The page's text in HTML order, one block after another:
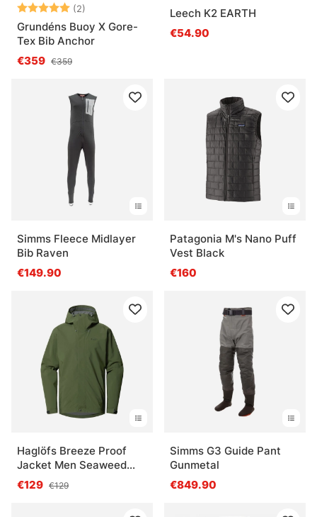
Note: (2)
Grundéns Buoy X Gore-
Tex Bib Anchor
€359 €359
Leech K2 EARTH
€54.90
Simms Fleece Midlayer
Bib Raven
€149.90
Patagonia M's Nano Puff
Vest Black
€160
Haglöfs Breeze Proof
Jacket Men Seaweed
Green
€129 €129
Simms G3 Guide Pant
Gunmetal
€849.90